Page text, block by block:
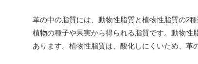
革の中の脂質には、動物性脂質と植物性脂質の2
植物の種子や果実から得られる脂質です。動物
あります。植物性脂質は、酸化しにくいため、革